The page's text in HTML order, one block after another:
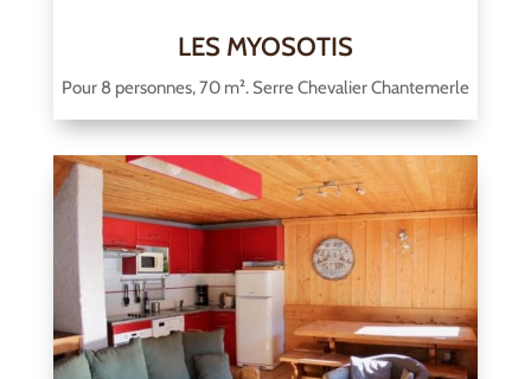
LES MYOSOTIS
Pour 8 personnes, 70 m². Serre Chevalier Chantemerle